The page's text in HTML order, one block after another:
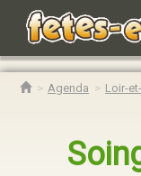
Agenda Loir-